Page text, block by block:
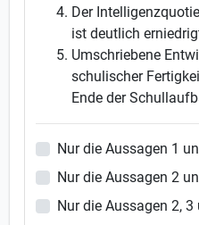
Der
ist deutlich
Umschriebene
schulischer
Ende der
Nur die Aussagen 1
Nur die Aussagen 2
Nur die Aussagen 2,